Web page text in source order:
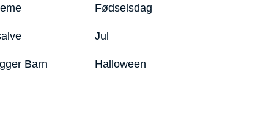
Barn
Fødselsdag
Jul
Halloween